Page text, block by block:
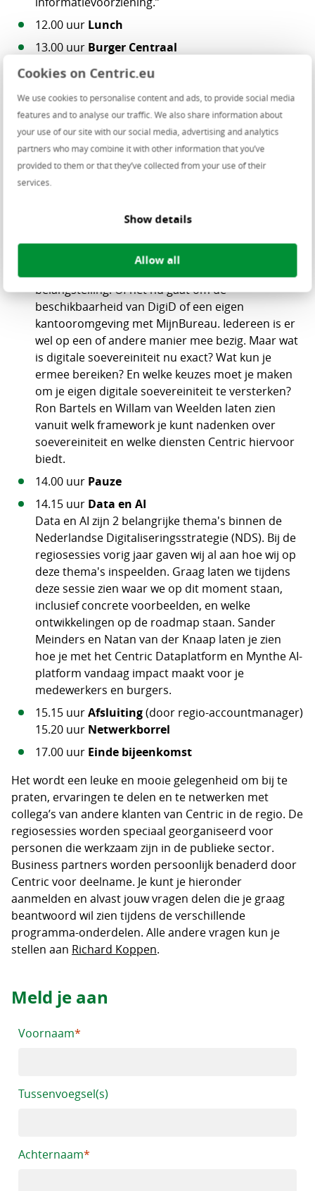
Cookies on Centric.eu
We use cookies to personalise content and ads, to provide social media
features and to analyse our traffic. We also share information about
your use of our site with our social media, advertising and analytics
partners who may combine it with other information that you’ve
provided to them or that they’ve collected from your use of their
services.
Show details
Allow all
12.00 uur Lunch
13.00 uur Burger Centraal
De digitale overheid is volop in beweging.
Gemeenten en publieke organisaties zoeken naar
manieren om hun dienstverlening toegankelijker,
efficiënter en flexibeler te maken. En met de
ontwikkelingen vanuit VNG/Common Ground
rondom Omnichannel/Mijn Services is er een
mooie kans om een grote stap te zetten. Eddy van
de Werken licht toe hoe wij de projecten rondom
manier Centric zorgt dat je meerwaarde uit deze
Soevereiniteit
belangstelling. Of het nu gaat om de
beschikbaarheid van DigiD of een eigen
kantooromgeving met MijnBureau. Iedereen is er
wel op een of andere manier mee bezig. Maar wat
is digitale soevereiniteit nu exact? Wat kun je
ermee bereiken? En welke keuzes moet je maken
om je eigen digitale soevereiniteit te versterken?
Ron Bartels en Willam van Weelden laten zien
vanuit welk framework je kunt nadenken over
soevereiniteit en welke diensten Centric hiervoor
biedt.
14.00 uur Pauze
14.15 uur Data en AI
Data en AI zijn 2 belangrijke thema's binnen de
Nederlandse Digitaliseringsstrategie (NDS). Bij de
regiosessies vorig jaar gaven wij al aan hoe wij op
deze thema's inspeelden. Graag laten we tijdens
deze sessie zien waar we op dit moment staan,
inclusief concrete voorbeelden, en welke
ontwikkelingen op de roadmap staan. Sander
Meinders en Natan van der Knaap laten je zien
hoe je met het Centric Dataplatform en Mynthe AI-
platform vandaag impact maakt voor je
medewerkers en burgers.
15.15 uurAfsluiting(door regio-accountmanager)
15.20 uur Netwerkborrel
17.00 uur Einde bijeenkomst
Het wordt een leuke en mooie gelegenheid om bij te
praten, ervaringen te delen en te netwerken met
collega’s van andere klanten van Centric in de regio. De
regiosessies worden speciaal georganiseerd voor
personen die werkzaam zijn in de publieke sector.
Business partners worden persoonlijk benaderd door
Centric voor deelname. Je kunt je hieronder
aanmelden en alvast jouw vragen delen die je graag
beantwoord wil zien tijdens de verschillende
programma-onderdelen. Alle andere vragen kun je
stellen aan Richard Koppen.
Meld je aan
Voornaam
Tussenvoegsel(s)
Achternaam